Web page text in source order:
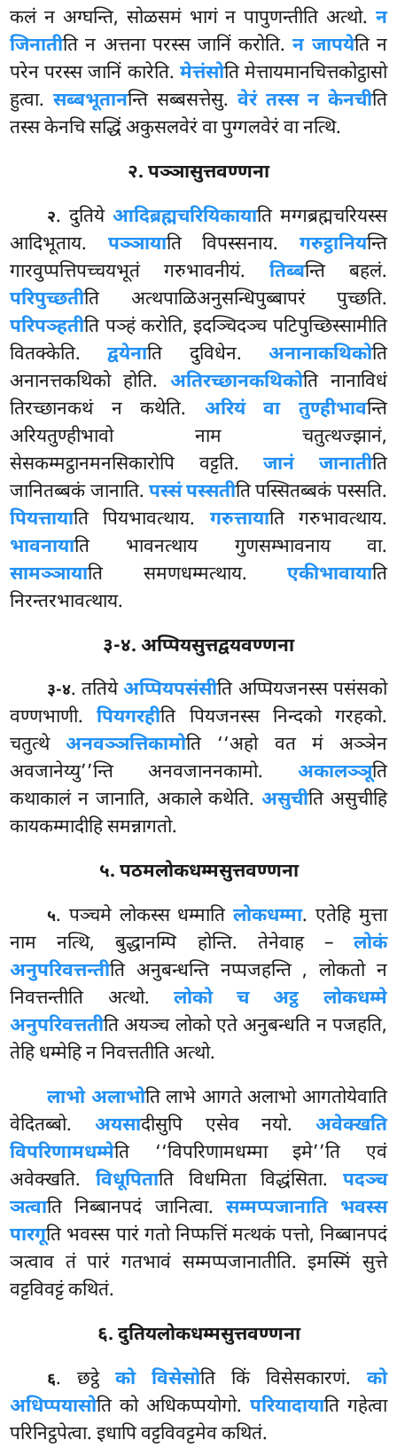
कलं न अग्घन्ति, सोळसमं भागं न पापुणन्तीति अत्थो. न
जिनातीति न अत्तना परस्स जानिं करोति.न जापयेति न
परेन परस्स जानिं कारेति. मेत्तंसोति मेत्तायमानचित्तकोट्ठासो
हुत्वा.सब्बभूतानन्ति सब्बसत्तेसु.वेरं तस्स न केनचीति
तस्स केनचि सद्धिं अकुसलवेरं वा पुग्गलवेरं वा नत्थि.
२. पञ्ञासुत्तवण्णना
२. दुतिये आदिब्रह्मचरियिकायाति मग्गब्रह्मचरियस्स
आदिभूताय. पञ्ञायाति विपस्सनाय. गरुट्ठानियन्ति
गारवुप्पत्तिपच्चयभूतं गरुभावनीयं. तिब्बन्ति बहलं.
परिपुच्छतीति अत्थपाळिअनुसन्धिपुब्बापरं पुच्छति.
परिपञ्हतीति पञ्हं करोति, इदञ्चिदञ्च पटिपुच्छिस्सामीति
वितक्केति.द्वयेनाति दुविधेन. अनानाकथिकोति
अनानत्तकथिको होति. अतिरच्छानकथिकोति नानाविधं
तिरच्छानकथं न कथेति. अरियं वा तुण्हीभावन्ति
अरियतुण्हीभावो नाम चतुत्थज्झानं,
सेसकम्मट्ठानमनसिकारोपि वट्टति.जानं जानातीति
जानितब्बकं जानाति. पस्सं पस्सतीति पस्सितब्बकं पस्सति.
पियत्तायातिपियभावत्थाय. गरुत्तायाति गरुभावत्थाय.
भावनायाति भावनत्थाय गुणसम्भावनाय वा.
सामञ्ञायाति समणधम्मत्थाय. एकीभावायाति
निरन्तरभावत्थाय.
३-४. अप्पियसुत्तद्वयवण्णना
३-४. ततियेअप्पियपसंसीति अप्पियजनस्स पसंसको
वण्णभाणी.पियगरहीति पियजनस्स निन्दको गरहको.
चतुत्थेअनवञ्ञत्तिकामोति ‘‘अहो वत मं अञ्ञेन
अवजानेय्यु’’न्ति अनवजाननकामो. अकालञ्ञूति
कथाकालं न जानाति, अकाले कथेति.असुचीति असुचीहि
कायकम्मादीहि समन्नागतो.
५. पठमलोकधम्मसुत्तवण्णना
५. पञ्चमे लोकस्स धम्मातिलोकधम्मा. एतेहि मुत्ता
नाम नत्थि, बुद्धानम्पि होन्ति. तेनेवाह – लोकं
अनुपरिवत्तन्तीति अनुबन्धन्ति नप्पजहन्ति , लोकतो न
निवत्तन्तीति अत्थो. लोको च अट्ठ लोकधम्मे
अनुपरिवत्ततीति अयञ्च लोको एते अनुबन्धति न पजहति,
तेहि धम्मेहि न निवत्ततीति अत्थो.
लाभो अलाभोति लाभे आगते अलाभो आगतोयेवाति
वेदितब्बो. अयसादीसुपि एसेव नयो. अवेक्खति
विपरिणामधम्मेति ‘‘विपरिणामधम्मा इमे’’ति एवं
अवेक्खति. विधूपिताति विधमिता विद्धंसिता. पदञ्च
ञत्वाति निब्बानपदं जानित्वा. सम्मप्पजानाति भवस्स
पारगूति भवस्स पारं गतो निप्फत्तिं मत्थकं पत्तो, निब्बानपदं
ञत्वाव तं पारं गतभावं सम्मप्पजानातीति. इमस्मिं सुत्ते
वट्टविवट्टं कथितं.
६. दुतियलोकधम्मसुत्तवण्णना
६. छट्ठे को विसेसोति किं विसेसकारणं. को
अधिप्पयासोति को अधिकप्पयोगो. परियादायाति गहेत्वा
परिनिट्ठपेत्वा. इधापि वट्टविवट्टमेव कथितं.